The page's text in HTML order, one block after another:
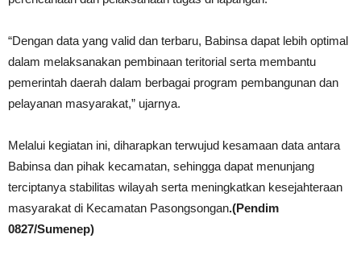
“Dengan data yang valid dan terbaru, Babinsa dapat lebih optimal
dalam melaksanakan pembinaan teritorial serta membantu
pemerintah daerah dalam berbagai program pembangunan dan
pelayanan masyarakat,” ujarnya.
Melalui kegiatan ini, diharapkan terwujud kesamaan data antara
Babinsa dan pihak kecamatan, sehingga dapat menunjang
terciptanya stabilitas wilayah serta meningkatkan kesejahteraan
masyarakat di Kecamatan Pasongsongan.(Pendim
0827/Sumenep)